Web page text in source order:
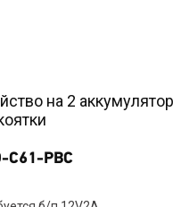
на 2
C61-PBC